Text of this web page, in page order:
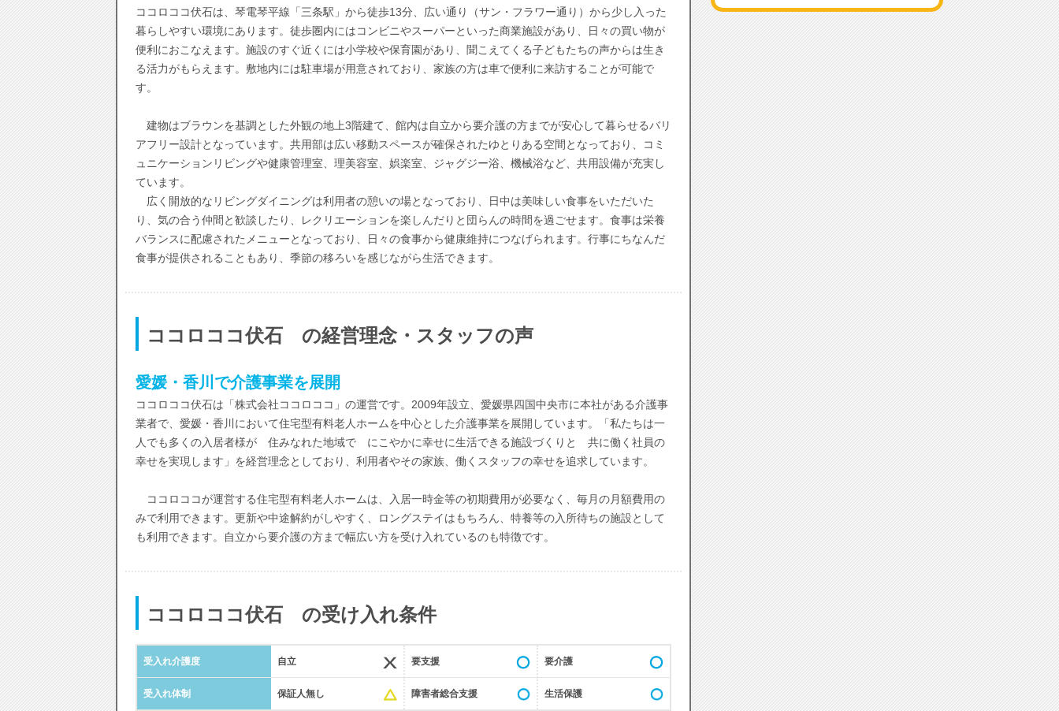
ココロココ伏石は、琴電琴平線「三条駅」から徒歩13分、広い通り（サン・フラワー通り）から少し入った
暮らしやすい環境にあります。徒歩圏内にはコンビニやスーパーといった商業施設があり、日々の買い物が
便利におこなえます。施設のすぐ近くには小学校や保育園があり、聞こえてくる子どもたちの声からは生き
る活力がもらえます。敷地内には駐車場が用意されており、家族の方は車で便利に来訪することが可能で
す。
建物はブラウンを基調とした外観の地上3階建て、館内は自立から要介護の方までが安心して暮らせるバリ
アフリー設計となっています。共用部は広い移動スペースが確保されたゆとりある空間となっており、コミ
ュニケーションリビングや健康管理室、理美容室、娯楽室、ジャグジー浴、機械浴など、共用設備が充実し
ています。
広く開放的なリビングダイニングは利用者の憩いの場となっており、日中は美味しい食事をいただいた
り、気の合う仲間と歓談したり、レクリエーションを楽しんだりと団らんの時間を過ごせます。食事は栄養
バランスに配慮されたメニューとなっており、日々の食事から健康維持につなげられます。行事にちなんだ
食事が提供されることもあり、季節の移ろいを感じながら生活できます。
ココロココ伏石 の経営理念・スタッフの声
愛媛・香川で介護事業を展開
ココロココ伏石は「株式会社ココロココ」の運営です。2009年設立、愛媛県四国中央市に本社がある介護事
業者で、愛媛・香川において住宅型有料老人ホームを中心とした介護事業を展開しています。「私たちは一
人でも多くの入居者様が 住みなれた地域で にこやかに幸せに生活できる施設づくりと 共に働く社員の
幸せを実現します」を経営理念としており、利用者やその家族、働くスタッフの幸せを追求しています。
ココロココが運営する住宅型有料老人ホームは、入居一時金等の初期費用が必要なく、毎月の月額費用の
みで利用できます。更新や中途解約がしやすく、ロングステイはもちろん、特養等の入所待ちの施設として
も利用できます。自立から要介護の方まで幅広い方を受け入れているのも特徴です。
ココロココ伏石 の受け入れ条件
受入れ介護度 自立 要支援 要介護
受入れ体制 保証人無し 障害者総合支援 生活保護